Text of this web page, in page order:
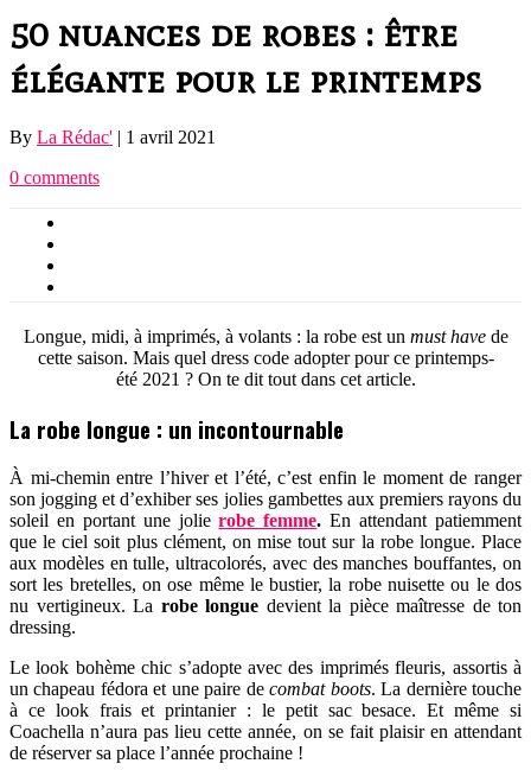
50 nuances de robes : être
élégante pour le printemps
By La Rédac' | 1 avril 2021
0 comments
Longue, midi, à imprimés, à volants : la robe est un must havede
cette saison. Mais quel dress code adopter pour ce printemps-
été 2021 ? On te dit tout dans cet article.
La robe longue : un incontournable
À mi-chemin entre l’hiver et l’été, c’est enfin le moment de ranger
son jogging et d’exhiber ses jolies gambettes aux premiers rayons du
soleil en portant une jolierobe femme. En attendant patiemment
que le ciel soit plus clément, on mise tout sur la robe longue. Place
aux modèles en tulle, ultracolorés, avec des manches bouffantes, on
sort les bretelles, on ose même le bustier, la robe nuisette ou le dos
nu vertigineux. La robe longue devient la pièce maîtresse de ton
dressing.
Le look bohème chic s’adopte avec des imprimés fleuris, assortis à
un chapeau fédora et une paire decombat boots. La dernière touche
à ce look frais et printanier : le petit sac besace. Et même si
Coachella n’aura pas lieu cette année, on se fait plaisir en attendant
de réserver sa place l’année prochaine !